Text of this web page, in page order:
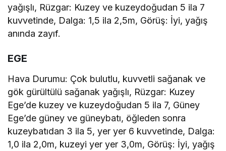
yağışlı, Rüzgar: Kuzey ve kuzeydoğudan 5 ila 7
kuvvetinde, Dalga: 1,5 ila 2,5m, Görüş: İyi, yağış
anında zayıf.
EGE
Hava Durumu: Çok bulutlu, kuvvetli sağanak ve
gök gürültülü sağanak yağışlı, Rüzgar: Kuzey
Ege’de kuzey ve kuzeydoğudan 5 ila 7, Güney
Ege’de güney ve güneybatı, öğleden sonra
kuzeybatıdan 3 ila 5, yer yer 6 kuvvetinde, Dalga:
1,0 ila 2,0m, kuzeyi yer yer 3,0m, Görüş: İyi, yağış